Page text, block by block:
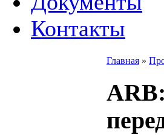
Контакты
Главная »
ARB